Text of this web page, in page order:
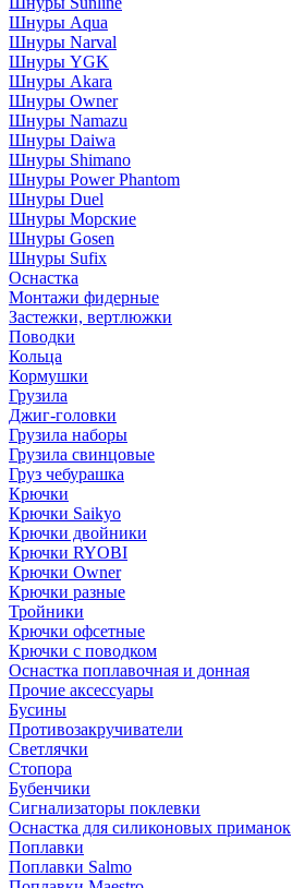
Шнуры Aqua
Шнуры Narval
Шнуры YGK
Шнуры Akara
Шнуры Owner
Шнуры Namazu
Шнуры Daiwa
Шнуры Shimano
Шнуры Power Phantom
Шнуры Duel
Шнуры Морские
Шнуры Gosen
Шнуры Sufix
Оснастка
Монтажи фидерные
Застежки, вертлюжки
Поводки
Кольца
Кормушки
Грузила
Джиг-головки
Грузила наборы
Грузила свинцовые
Груз чебурашка
Крючки
Крючки Saikyo
Крючки двойники
Крючки RYOBI
Крючки Owner
Крючки разные
Тройники
Крючки офсетные
Крючки с поводком
Оснастка поплавочная и донная
Прочие аксессуары
Бусины
Противозакручиватели
Светлячки
Стопора
Бубенчики
Сигнализаторы поклевки
Оснастка для силиконовых приманок
Поплавки
Поплавки Salmo